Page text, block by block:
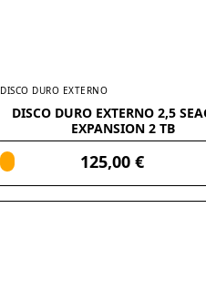
DISCO DURO EXTERNO
DISCO DURO EXTERNO 2,5
EXPANSION 2 TB
125,00 €